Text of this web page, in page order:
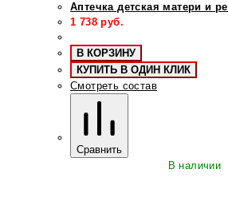
Аптечка детская матери и
1 738 руб.
В КОРЗИНУ
КУПИТЬ В ОДИН КЛИК
Смотреть состав
Сравнить
В наличии